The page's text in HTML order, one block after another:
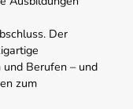
Der
Berufen – und
zum